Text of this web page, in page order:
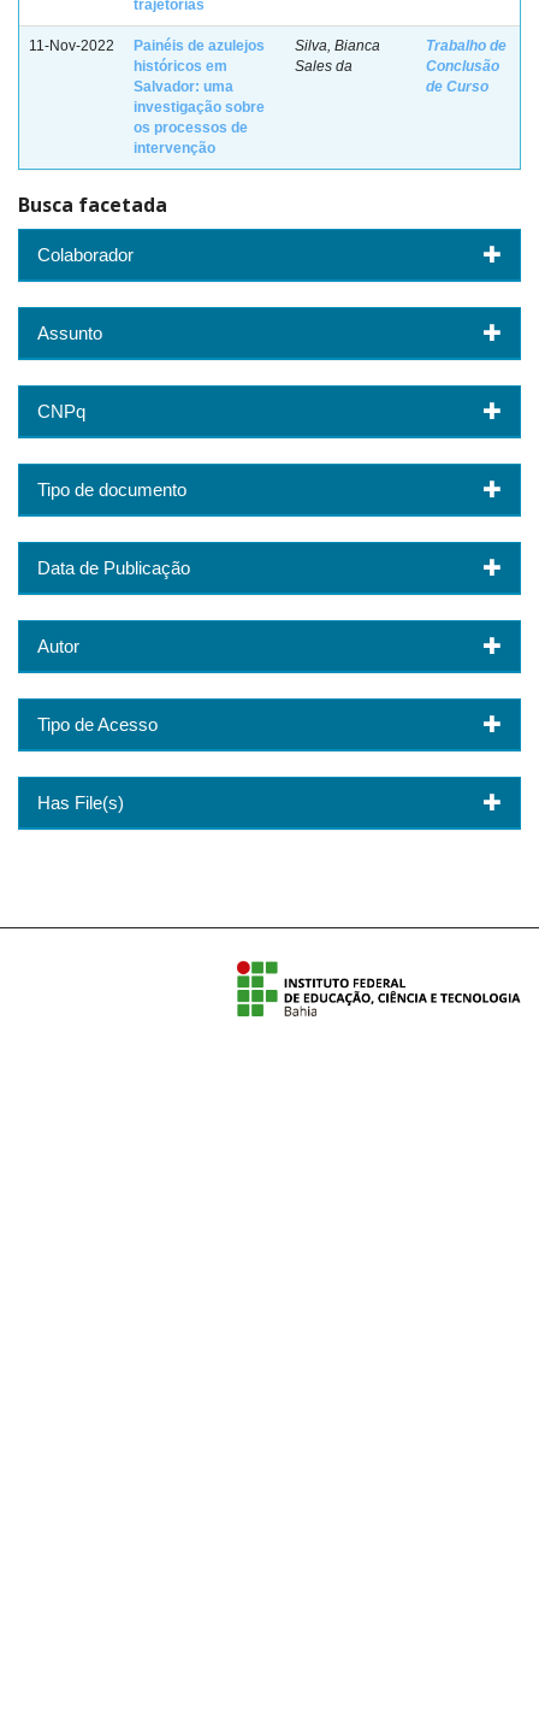
trajetórias
11-Nov-2022
Painéis de azulejos
históricos em
Salvador: uma
investigação sobre
os processos de
intervenção
Silva, Bianca
Sales da
Trabalho de
Conclusão
de Curso
Busca facetada
Colaborador
Assunto
CNPq
Tipo de documento
Data de Publicação
Autor
Tipo de Acesso
Has File(s)